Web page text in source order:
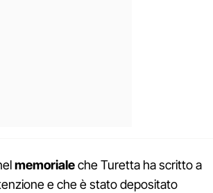
memorialeche Turetta ha scritto a
e che è stato depositato